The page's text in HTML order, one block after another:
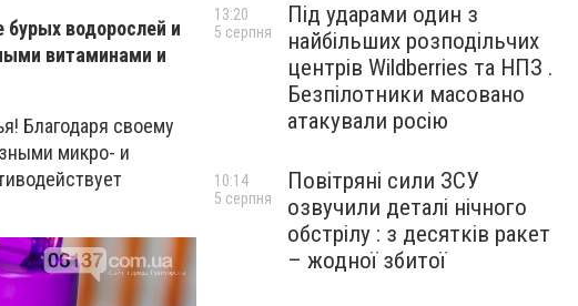
бурых водорослей и
витаминами и
Благодаря своему
микро- и
Під ударами один з
найбільших розподільчих
центрів Wildberries та НПЗ .
Безпілотники масовано
атакували росію
13:20
5 серпня
Повітряні сили ЗСУ
озвучили деталі нічного
обстрілу : з десятків ракет
– жодної збитої
10:14
5 серпня